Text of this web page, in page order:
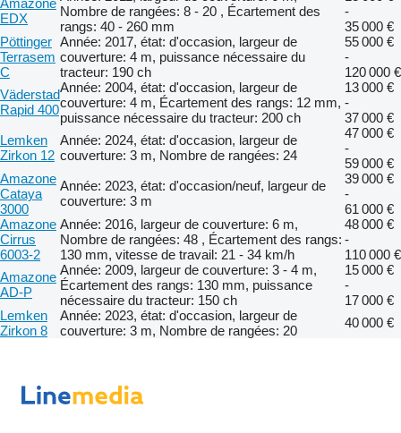
EDX
Nombre de rangées: 8 - 20 , Écartement des
rangs: 40 - 260 mm
-
35 000 €
Pöttinger
Terrasem
C
Année: 2017, état: d'occasion, largeur de
couverture: 4 m, puissance nécessaire du
tracteur: 190 ch
55 000 €
-
120 000 €
Väderstad
Rapid 400
Année: 2004, état: d'occasion, largeur de
couverture: 4 m, Écartement des rangs: 12 mm,
puissance nécessaire du tracteur: 200 ch
13 000 €
-
37 000 €
Lemken
Zirkon 12
Année: 2024, état: d'occasion, largeur de
couverture: 3 m, Nombre de rangées: 24
47 000 €
-
59 000 €
Amazone
Cataya
3000
Année: 2023, état: d'occasion/neuf, largeur de
couverture: 3 m
39 000 €
-
61 000 €
Amazone
Cirrus
6003-2
Année: 2016, largeur de couverture: 6 m,
Nombre de rangées: 48 , Écartement des rangs:
130 mm, vitesse de travail: 21 - 34 km/h
48 000 €
-
110 000 €
Amazone
AD-P
Année: 2009, largeur de couverture: 3 - 4 m,
Écartement des rangs: 130 mm, puissance
nécessaire du tracteur: 150 ch
15 000 €
-
17 000 €
Lemken
Zirkon 8
Année: 2023, état: d'occasion, largeur de
couverture: 3 m, Nombre de rangées: 20
40 000 €